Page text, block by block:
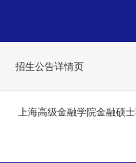
招生公告详情页
上海高级金融学院金融硕